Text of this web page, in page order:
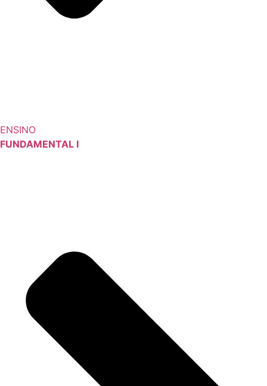
ENSINO
FUNDAMENTAL I